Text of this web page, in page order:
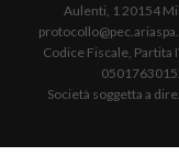
Aulenti, 1 20154
Codice Fiscale,
Società soggetta a